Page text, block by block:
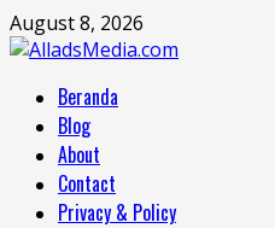
Skip
to
August 8, 2026
MenuBeranda
Blog
About
Contact
Privacy & Policy